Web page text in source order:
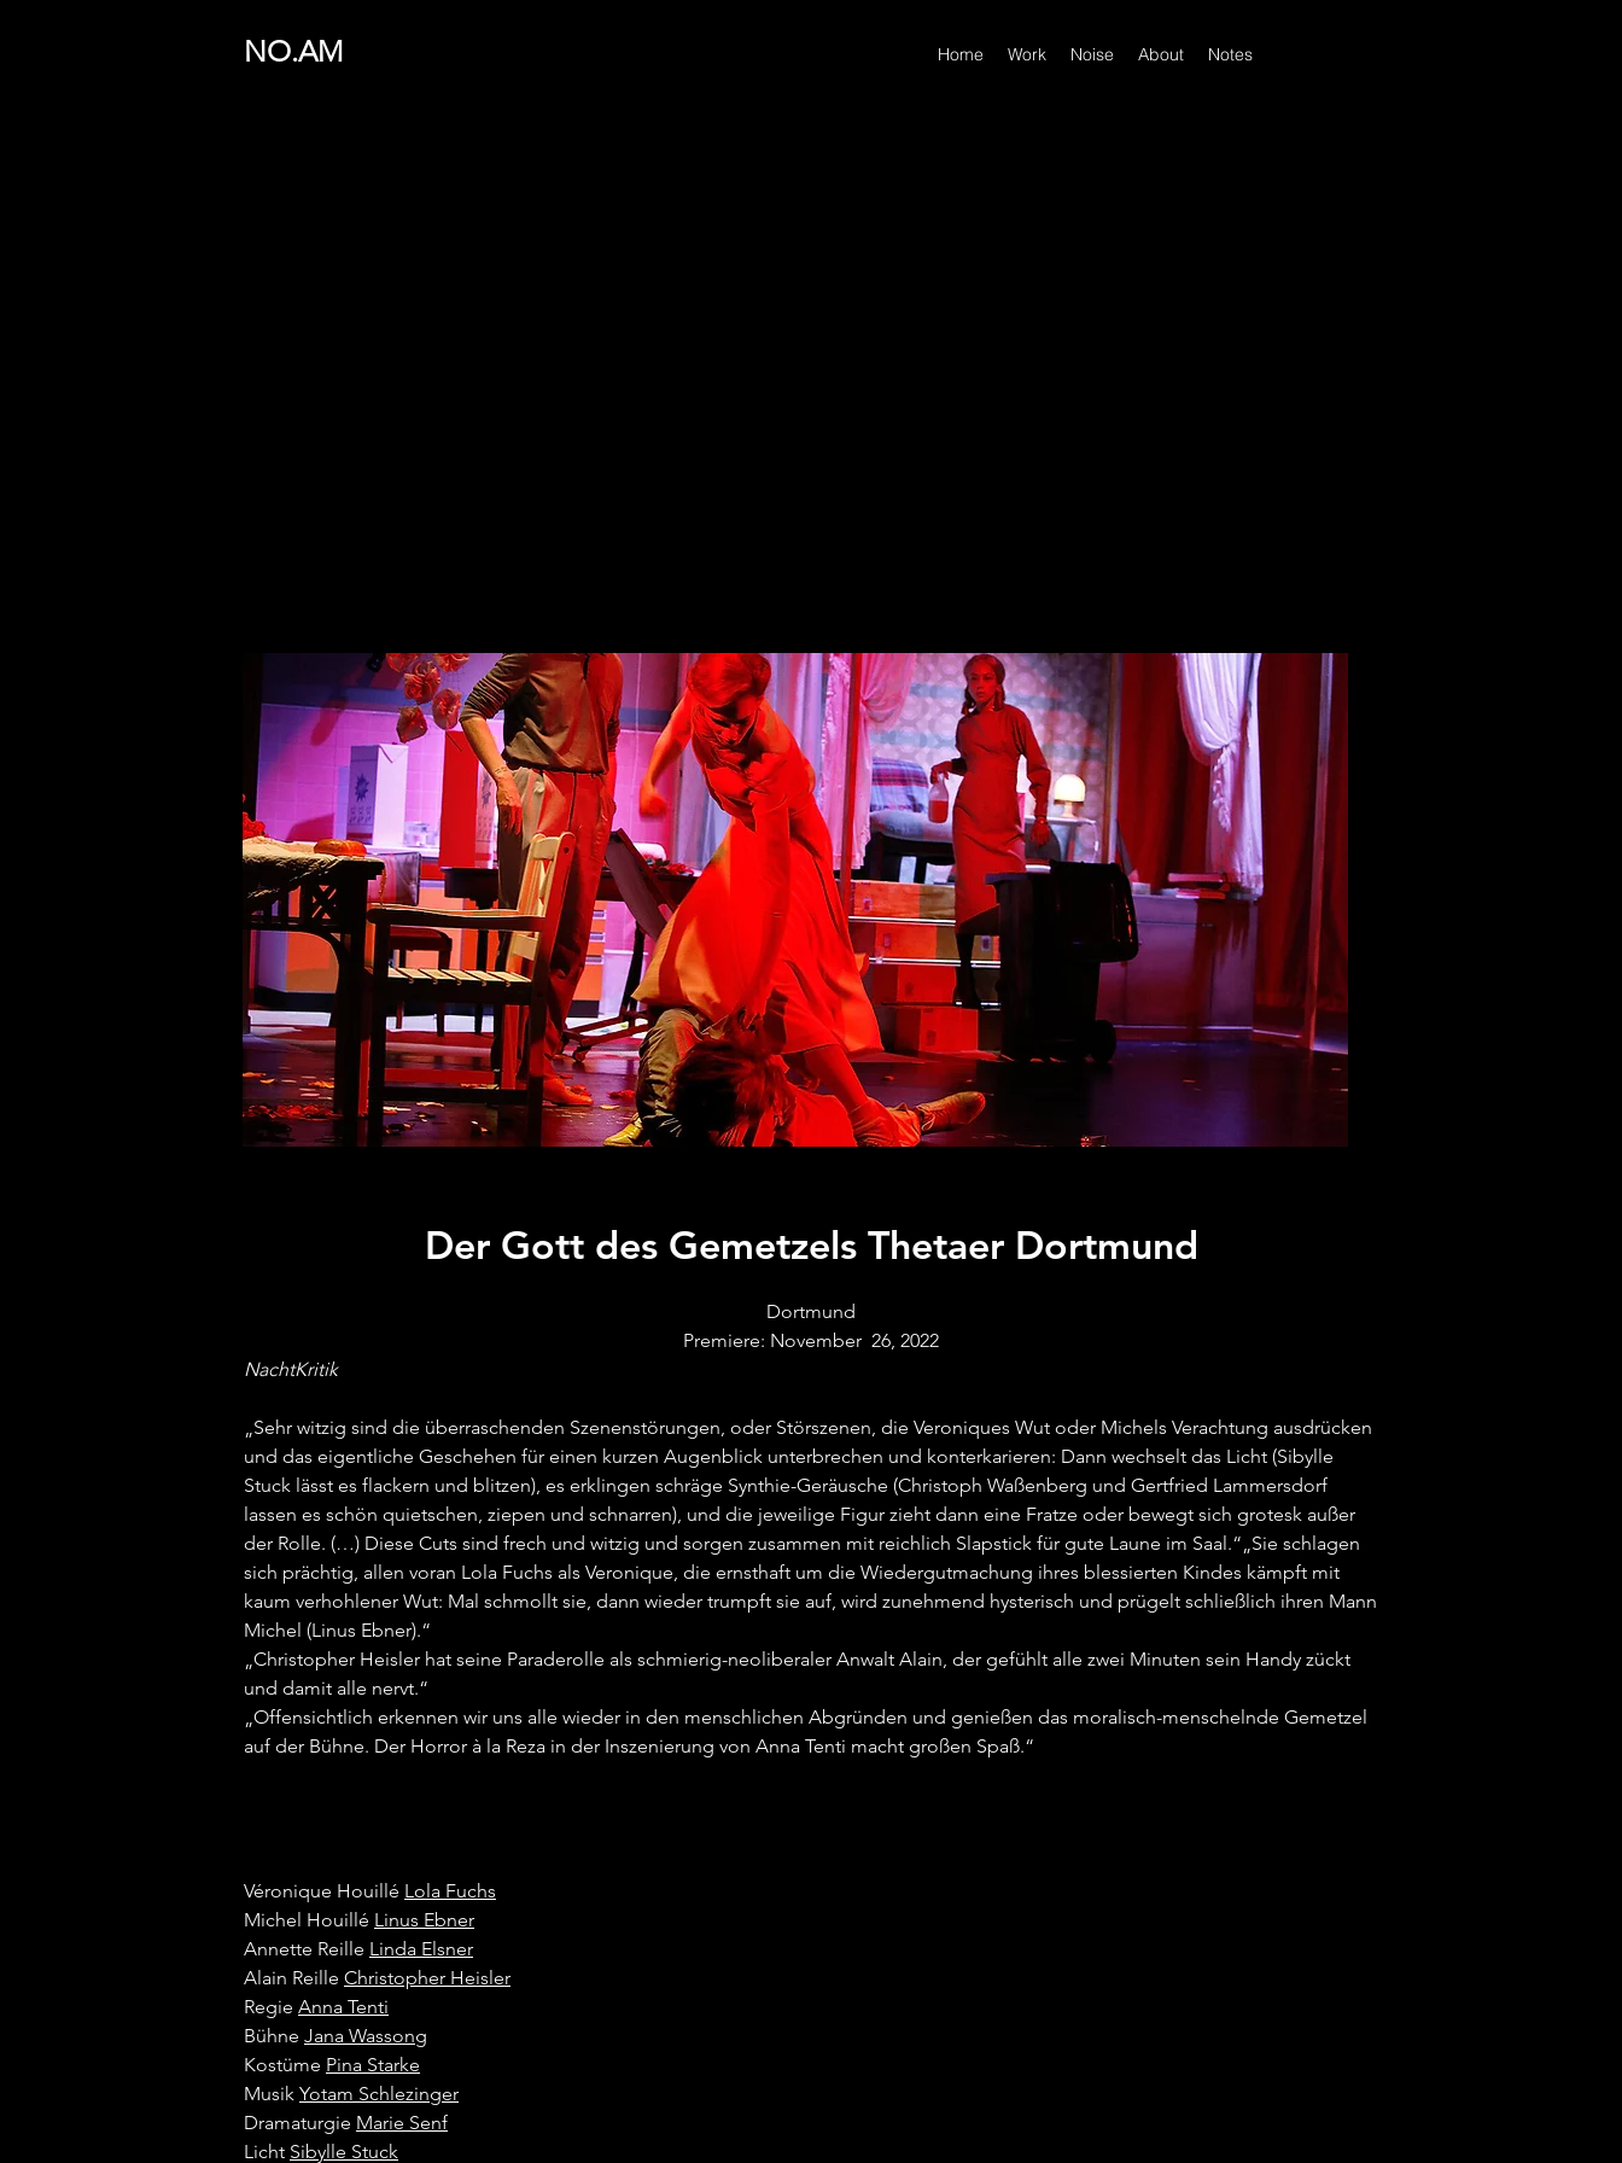
NO.AM Home Work Noise About Notes
Der Gott des Gemetzels Thetaer Dortmund
Dortmund
Premiere: November 26, 2022
NachtKritik
„Sehr witzig sind die überraschenden Szenenstörungen, oder Störszenen, die Veroniques Wut oder Michels Verachtung ausdrücken
und das eigentliche Geschehen für einen kurzen Augenblick unterbrechen und konterkarieren: Dann wechselt das Licht (Sibylle
Stuck lässt es flackern und blitzen), es erklingen schräge Synthie-Geräusche (Christoph Waßenberg und Gertfried Lammersdorf
lassen es schön quietschen, ziepen und schnarren), und die jeweilige Figur zieht dann eine Fratze oder bewegt sich grotesk außer
der Rolle. (…) Diese Cuts sind frech und witzig und sorgen zusammen mit reichlich Slapstick für gute Laune im Saal.“„Sie schlagen
sich prächtig, allen voran Lola Fuchs als Veronique, die ernsthaft um die Wiedergutmachung ihres blessierten Kindes kämpft mit
kaum verhohlener Wut: Mal schmollt sie, dann wieder trumpft sie auf, wird zunehmend hysterisch und prügelt schließlich ihren Mann
Michel (Linus Ebner).“
„Christopher Heisler hat seine Paraderolle als schmierig-neoliberaler Anwalt Alain, der gefühlt alle zwei Minuten sein Handy zückt
und damit alle nervt.“
„Offensichtlich erkennen wir uns alle wieder in den menschlichen Abgründen und genießen das moralisch-menschelnde Gemetzel
auf der Bühne. Der Horror à la Reza in der Inszenierung von Anna Tenti macht großen Spaß.“
Véronique Houillé Lola Fuchs
Michel Houillé Linus Ebner
Annette Reille Linda Elsner
Alain Reille Christopher Heisler
Regie Anna Tenti
Bühne Jana Wassong
Kostüme Pina Starke
Musik Yotam Schlezinger
Dramaturgie Marie Senf
Licht Sibylle Stuck